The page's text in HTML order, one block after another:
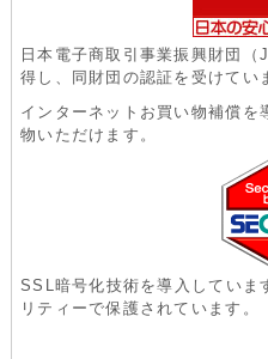
日本電子商取引事業振興財団
得し、同財団の認証を受けてい
インターネットお買い物補償を
物いただけます。
SSL暗号化技術を導入していま
リティーで保護されています。